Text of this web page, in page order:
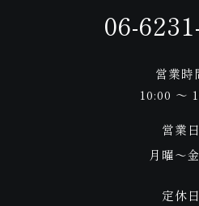
来
06-
営業時
10:00 ～
営業日
月曜〜
定休日